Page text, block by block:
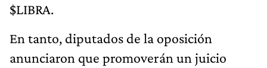
$LIBRA.
En tanto, diputados de la oposición
anunciaron que promoverán un juicio